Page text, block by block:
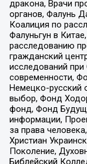
дракона, Врачи
органов, Фалунь
Коалиция по
Фалуньгун в
расследованию
гражданский
исследований
современности,
Немецко-русский
выбор, Фонд
фонд, Фонд
информации,
за права
Христиан
Поколение,
Библейский